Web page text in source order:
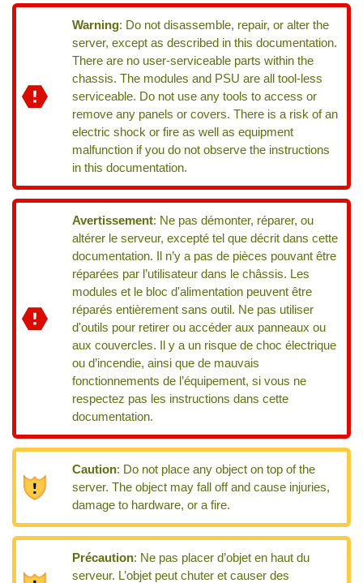
Warning: Do not disassemble, repair, or alter the
server, except as described in this documentation.
There are no user-serviceable parts within the
chassis. The modules and PSU are all tool-less
serviceable. Do not use any tools to access or
remove any panels or covers. There is a risk of an
electric shock or fire as well as equipment
malfunction if you do not observe the instructions
in this documentation.
Avertissement: Ne pas démonter, réparer, ou
altérer le serveur, excepté tel que décrit dans cette
documentation. Il n’y a pas de pièces pouvant être
réparées par l’utilisateur dans le châssis. Les
modules et le bloc d'alimentation peuvent être
réparés entièrement sans outil. Ne pas utiliser
d'outils pour retirer ou accéder aux panneaux ou
aux couvercles. Il y a un risque de choc électrique
ou d’incendie, ainsi que de mauvais
fonctionnements de l’équipement, si vous ne
respectez pas les instructions dans cette
documentation.
Caution: Do not place any object on top of the
server. The object may fall off and cause injuries,
damage to hardware, or a fire.
Précaution: Ne pas placer d’objet en haut du
serveur. L’objet peut chuter et causer des